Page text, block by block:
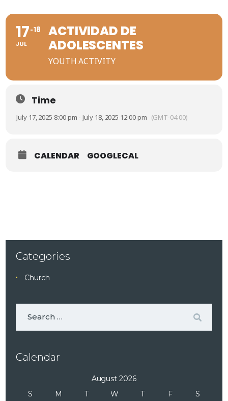
17
JUL
18
ACTIVIDAD DE
ADOLESCENTES
YOUTH ACTIVITY
Time
July 17, 2025 8:00 pm - July 18, 2025 12:00 pm (GMT-04:00)
CALENDAR GOOGLECAL
Categories
Church
Calendar
August 2026
S
M T W T F
S